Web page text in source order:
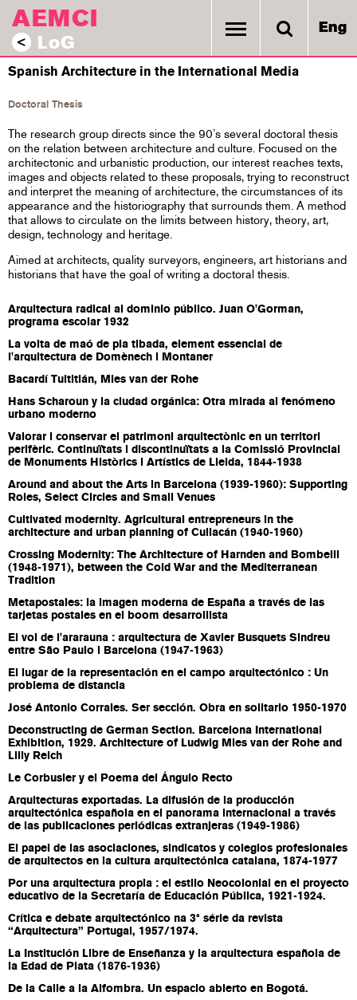
AEMCI
< LoG
Eng
Spanish Architecture in the International Media
Doctoral Thesis
The research group directs since the 90’s several doctoral thesis
on the relation between architecture and culture. Focused on the
architectonic and urbanistic production, our interest reaches texts,
images and objects related to these proposals, trying to reconstruct
and interpret the meaning of architecture, the circumstances of its
appearance and the historiography that surrounds them. A method
that allows to circulate on the limits between history, theory, art,
design, technology and heritage.
Aimed at architects, quality surveyors, engineers, art historians and
historians that have the goal of writing a doctoral thesis.
Arquitectura radical al dominio público. Juan O'Gorman,
programa escolar 1932
La volta de maó de pla tibada, element essencial de
l'arquitectura de Domènech i Montaner
Bacardí Tultitlán, Mies van der Rohe
Hans Scharoun y la ciudad orgánica: Otra mirada al fenómeno
urbano moderno
Valorar i conservar el patrimoni arquitectònic en un territori
perifèric. Continuïtats i discontinuïtats a la Comissió Provincial
de Monuments Històrics i Artístics de Lleida, 1844-1938
Around and about the Arts in Barcelona (1939-1960): Supporting
Roles, Select Circles and Small Venues
Cultivated modernity. Agricultural entrepreneurs in the
architecture and urban planning of Culiacán (1940-1960)
Crossing Modernity: The Architecture of Harnden and Bombelli
(1948-1971), between the Cold War and the Mediterranean
Tradition
Metapostales: la imagen moderna de España a través de las
tarjetas postales en el boom desarrollista
El vol de l'ararauna : arquitectura de Xavier Busquets Sindreu
entre São Paulo i Barcelona (1947-1963)
El lugar de la representación en el campo arquitectónico : Un
problema de distancia
José Antonio Corrales. Ser sección. Obra en solitario 1950-1970
Deconstructing de German Section. Barcelona International
Exhibition, 1929. Architecture of Ludwig Mies van der Rohe and
Lilly Reich
Le Corbusier y el Poema del Ángulo Recto
Arquitecturas exportadas. La difusión de la producción
arquitectónica española en el panorama internacional a través
de las publicaciones periódicas extranjeras (1949-1986)
El papel de las asociaciones, sindicatos y colegios profesionales
de arquitectos en la cultura arquitectónica catalana, 1874-1977
Por una arquitectura propia : el estilo Neocolonial en el proyecto
educativo de la Secretaría de Educación Pública, 1921-1924.
Crítica e debate arquitectónico na 3ª série da revista
“Arquitectura” Portugal, 1957/1974.
La Institución Libre de Enseñanza y la arquitectura española de
la Edad de Plata (1876-1936)
De la Calle a la Alfombra. Un espacio abierto en Bogotá.